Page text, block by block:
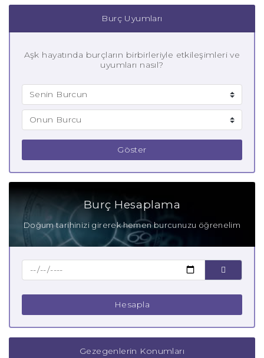
Burç Uyumları
Aşk hayatında burçların birbirleriyle etkileşimleri ve
uyumları nasıl?
Göster
Burç Hesaplama
Doğum tarihinizi girerek hemen burcunuzu öğrenelim
Hesapla
Gezegenlerin Konumları